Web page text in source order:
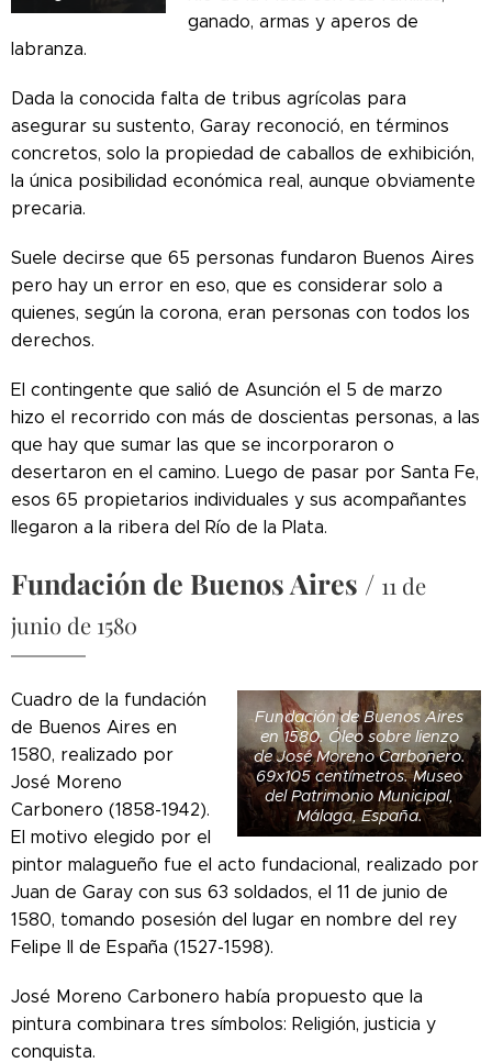
ganado, armas y aperos de
labranza.
Dada la conocida falta de tribus agrícolas para
asegurar su sustento, Garay reconoció, en términos
concretos, solo la propiedad de caballos de exhibición,
la única posibilidad económica real, aunque obviamente
precaria.
Suele decirse que 65 personas fundaron Buenos Aires
pero hay un error en eso, que es considerar solo a
quienes, según la corona, eran personas con todos los
derechos.
El contingente que salió de Asunción el 5 de marzo
hizo el recorrido con más de doscientas personas, a las
que hay que sumar las que se incorporaron o
desertaron en el camino. Luego de pasar por Santa Fe,
esos 65 propietarios individuales y sus acompañantes
llegaron a la ribera del Río de la Plata.
Fundación de Buenos Aires / 11 de
junio de 1580
Fundación de Buenos Aires
en 1580. Óleo sobre lienzo
de José Moreno Carbonero.
69x105 centímetros. Museo
del Patrimonio Municipal,
Málaga, España.
Cuadro de la fundación
de Buenos Aires en
1580, realizado por
José Moreno
Carbonero (1858-1942).
El motivo elegido por el
pintor malagueño fue el acto fundacional, realizado por
Juan de Garay con sus 63 soldados, el 11 de junio de
1580, tomando posesión del lugar en nombre del rey
Felipe II de España (1527-1598).
José Moreno Carbonero había propuesto que la
pintura combinara tres símbolos: Religión, justicia y
conquista.